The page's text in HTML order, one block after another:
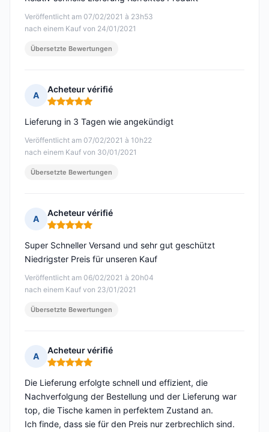
Veröffentlicht am 07/02/2021 à 23h53
nach einem Kauf von 24/01/2021
Übersetzte Bewertungen
A
Acheteur vérifié
Hinweis: 5 von 5
Veröffentlicht am 07/02/2021 à 10h22
nach einem Kauf von 30/01/2021
Lieferung in 3 Tagen wie angekündigt
Übersetzte Bewertungen
A
Acheteur vérifié
Hinweis: 5 von 5
Veröffentlicht am 06/02/2021 à 20h04
nach einem Kauf von 23/01/2021
Super Schneller Versand und sehr gut geschützt
Niedrigster Preis für unseren Kauf
Übersetzte Bewertungen
A
Acheteur vérifié
Hinweis: 5 von 5
Die Lieferung erfolgte schnell und effizient, die
Nachverfolgung der Bestellung und der Lieferung war
top, die Tische kamen in perfektem Zustand an.
Ich finde, dass sie für den Preis nur zerbrechlich sind.